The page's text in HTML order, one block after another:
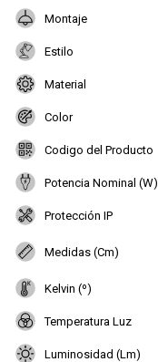
Montaje
Estilo
Material
Color
Codigo del Producto
Potencia Nominal (W)
Protección IP
Medidas (Cm)
Kelvin (º)
Temperatura Luz
Luminosidad (Lm)